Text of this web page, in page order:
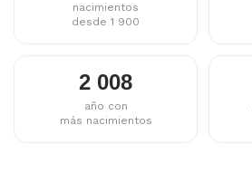
nacimientos
desde 1 900
2 008
año con
más nacimientos